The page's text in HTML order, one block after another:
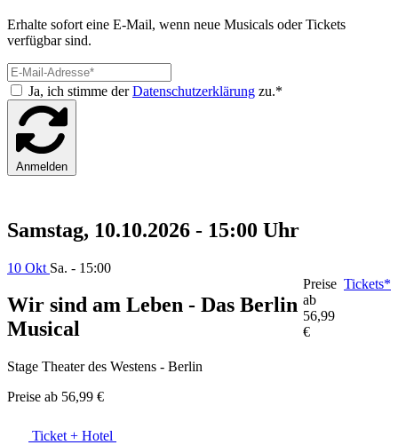
Erhalte sofort eine E-Mail, wenn neue Musicals oder Tickets
verfügbar sind.
Ja, ich stimme derDatenschutzerklärung zu.*
Anmelden
Samstag, 10.10.2026 - 15:00 Uhr
10 Okt Sa. - 15:00
Wir sind am Leben - Das Berlin
Musical
Stage Theater des Westens - Berlin
Preise ab 56,99 €
Preise
ab
56,99
€
Tickets*
Ticket + Hotel